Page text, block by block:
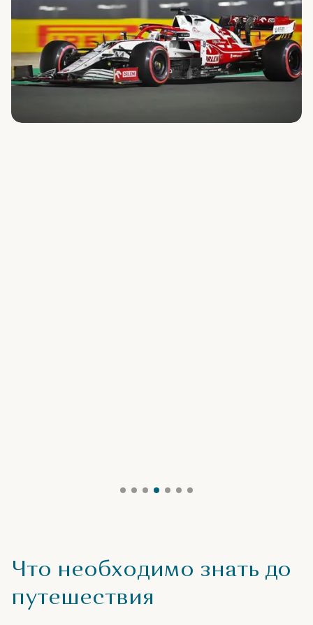
Что необходимо знать до
путешествия